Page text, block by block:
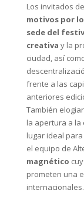
Los invitados
motivos por
sede del
creativa y la
ciudad, así
frente a las
anteriores
También
la apertura a la
lugar ideal
el equipo de
magnético
prometen una
internacionales.